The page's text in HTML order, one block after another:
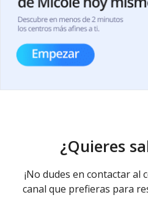
¿Quieres
¡No dudes en contactar al
canal que prefieras para